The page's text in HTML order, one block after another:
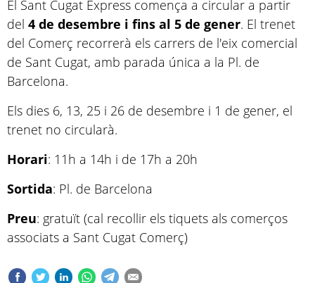
El Sant Cugat Express comença a circular a partir
del 4 de desembre i fins al 5 de gener. El trenet
del Comerç recorrerà els carrers de l'eix comercial
de Sant Cugat, amb parada única a la Pl. de
Barcelona.
Els dies 6, 13, 25 i 26 de desembre i 1 de gener, el
trenet no circularà.
Horari: 11h a 14h i de 17h a 20h
Sortida: Pl. de Barcelona
Preu: gratuït (cal recollir els tiquets als comerços
associats a Sant Cugat Comerç)